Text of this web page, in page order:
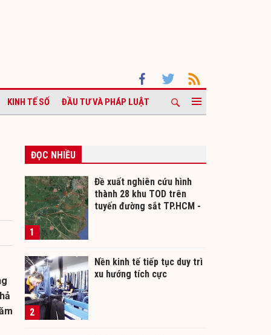
KINH TẾ SỐ ĐẦU TƯ VÀ PHÁP LUẬT
ĐỌC NHIỀU
1
Đề xuất nghiên cứu hình
thành 28 khu TOD trên
tuyến đường sắt TP.HCM -
2
Nền kinh tế tiếp tục duy trì
xu hướng tích cực